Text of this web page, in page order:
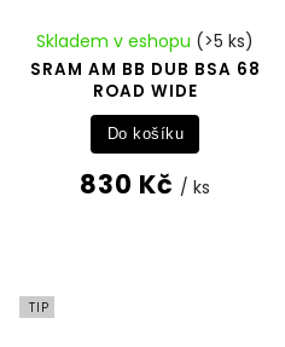
SRAM AM BB DUB BSA 68
ROAD WIDE
Skladem v eshopu (>5 ks)
830 Kč / ks
Do košíku
TIP